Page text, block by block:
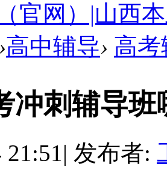
官网）|山西
高中辅导› 高
冲刺辅导
21:51| 发布者: